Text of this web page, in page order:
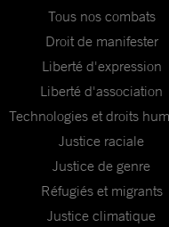
Tous nos combats
Droit de manifester
Liberté d'expression
Liberté d'association
Technologies et droits
Justice raciale
Justice de genre
Réfugiés et migrants
Justice climatique